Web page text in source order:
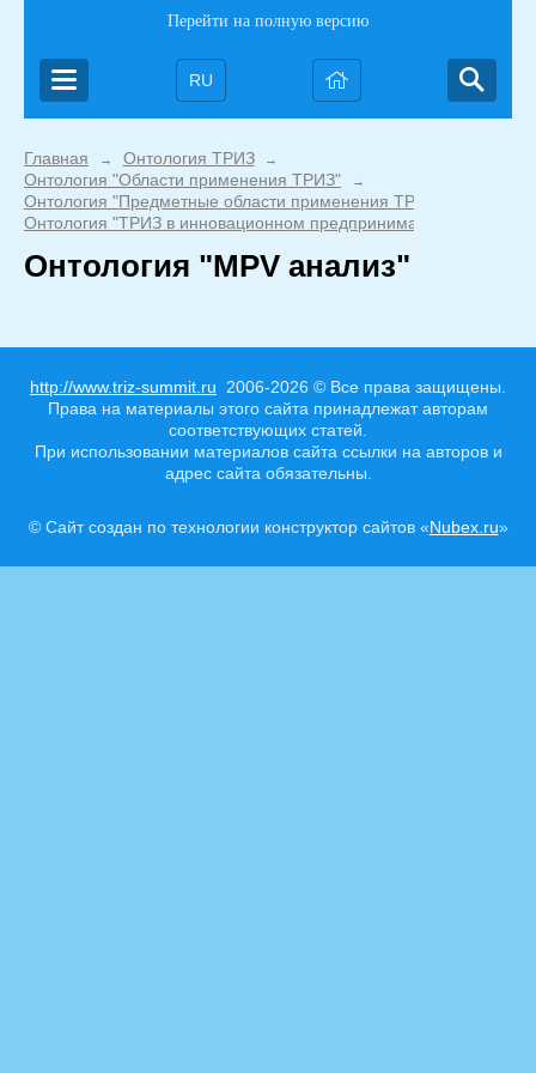
Перейти на полную версию
RU
Главная → Онтология ТРИЗ →
Онтология "Области применения ТРИЗ" →
Онтология "Предметные области применения ТРИЗ"
Онтология "ТРИЗ в инновационном предпринимательстве"
Онтология "MPV анализ"
http://www.triz-summit.ru 2006-2026 © Все права защищены.
Права на материалы этого сайта принадлежат авторам
соответствующих статей.
При использовании материалов сайта ссылки на авторов и
адрес сайта обязательны.
© Сайт создан по технологии конструктор сайтов «Nubex.ru»